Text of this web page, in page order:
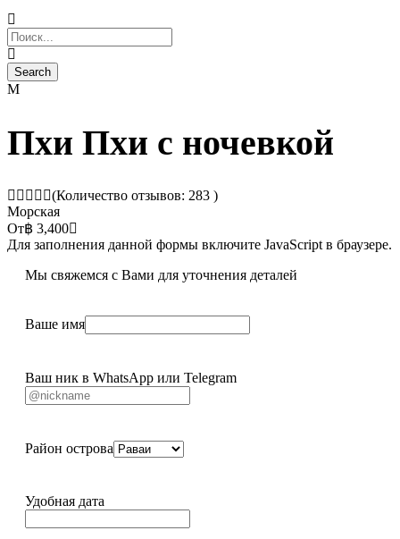
Пхи Пхи с ночевкой
(Количество отзывов: 283 )
Морская
От฿ 3,400
Для заполнения данной формы включите JavaScript в браузере.
Мы свяжемся с Вами для уточнения деталей
Ваше имя
Ваш ник в WhatsApp или Telegram
Район острова
Удобная дата